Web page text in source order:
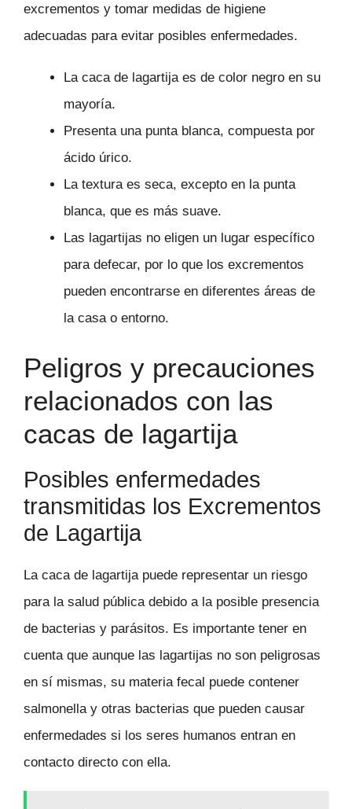
excrementos y tomar medidas de higiene
adecuadas para evitar posibles enfermedades.
La caca de lagartija es de color negro en su
mayoría.
Presenta una punta blanca, compuesta por
ácido úrico.
La textura es seca, excepto en la punta
blanca, que es más suave.
Las lagartijas no eligen un lugar específico
para defecar, por lo que los excrementos
pueden encontrarse en diferentes áreas de
la casa o entorno.
Peligros y precauciones
relacionados con las
cacas de lagartija
Posibles enfermedades
transmitidas los Excrementos
de Lagartija
La caca de lagartija puede representar un riesgo
para la salud pública debido a la posible presencia
de bacterias y parásitos. Es importante tener en
cuenta que aunque las lagartijas no son peligrosas
en sí mismas, su materia fecal puede contener
salmonella y otras bacterias que pueden causar
enfermedades si los seres humanos entran en
contacto directo con ella.